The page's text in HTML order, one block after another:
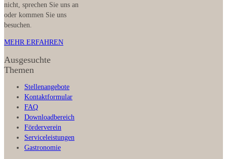
nicht, sprechen Sie uns an
oder kommen Sie uns
besuchen.
MEHR ERFAHREN
Ausgesuchte
Themen
Stellenangebote
Kontaktformular
FAQ
Downloadbereich
Förderverein
Serviceleistungen
Gastronomie